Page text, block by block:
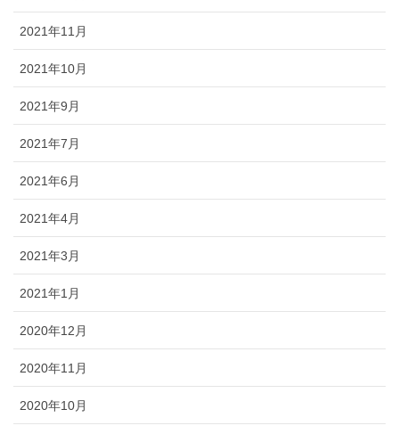
2021年11月
2021年10月
2021年9月
2021年7月
2021年6月
2021年4月
2021年3月
2021年1月
2020年12月
2020年11月
2020年10月